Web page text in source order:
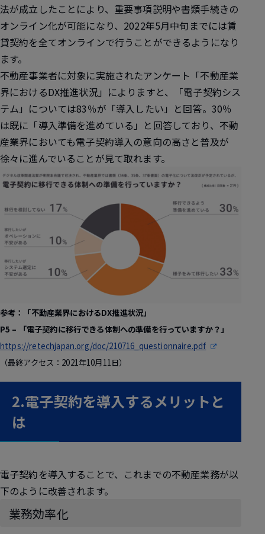
法が成立したことにより、 重要事項説明や書類手続きの
オンライン化が可能になり、 2022年5月中旬までには賃
貸契約を全てオンラインで行うことができるようになり
ます。
不動産事業者に対象に実施されたアンケート「不動産業
界におけるDX推進状況」によりますと、「電子契約シス
テム」については83％が「導入したい」 と回答。 30％
は既に「導入準備を進めている」 と回答しており、不動
産業界においても電子契約導入の意向の高さと普及が
徐々に進んでいることが見て取れます。
参考：「不動産業界におけるDX推進状況」
P5 – 「電子契約に移行できる体制への準備を行っていますか？」
https://retechjapan.org/doc/210716_questionnaire.pdf
（最終アクセス：2021年10月11日）
2.電子契約を導入するメリットと
は
電子契約を導入することで、これまでの不動産業務が以
下のように改善されます。
業務効率化